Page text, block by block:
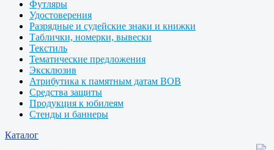
Футляры
Удостоверения
Разрядные и судейские знаки и книжки
Таблички, номерки, вывески
Текстиль
Тематические предложения
Эксклюзив
Атрибутика к памятным датам ВОВ
Средства защиты
Продукция к юбилеям
Стенды и баннеры
Каталог